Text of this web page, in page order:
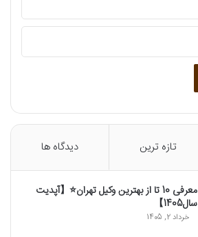
تازه ترین دیدگاه ها
معرفی 10 تا از بهترین وکیل تهران⭐【آپدیت
سال1405】
خرداد 2, 1405